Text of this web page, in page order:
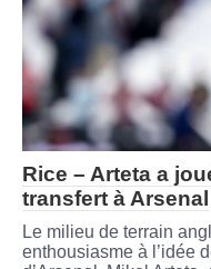
Rice – Arteta a
transfert à Arsenal
Le milieu de terrain
enthousiasme à l’idée